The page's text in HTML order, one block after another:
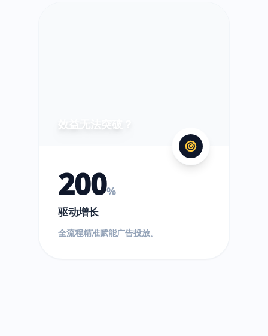
效益无法突破？
200%
驱动增长
全流程精准赋能广告投放。